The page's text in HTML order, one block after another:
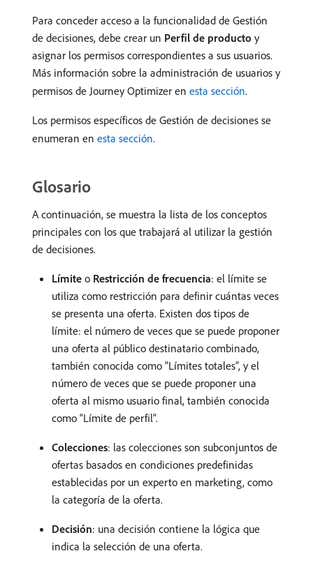
Para conceder acceso a la funcionalidad de Gestión
de decisiones, debe crear un Perfil de producto y
asignar los permisos correspondientes a sus usuarios.
Más información sobre la administración de usuarios y
permisos de Journey Optimizer en esta sección.
Los permisos específicos de Gestión de decisiones se
enumeran en esta sección.
Glosario
A continuación, se muestra la lista de los conceptos
principales con los que trabajará al utilizar la gestión
de decisiones.
Límite o Restricción de frecuencia: el límite se
utiliza como restricción para definir cuántas veces
se presenta una oferta. Existen dos tipos de
límite: el número de veces que se puede proponer
una oferta al público destinatario combinado,
también conocida como “Límites totales”, y el
número de veces que se puede proponer una
oferta al mismo usuario final, también conocida
como “Límite de perfil”.
Colecciones: las colecciones son subconjuntos de
ofertas basados en condiciones predefinidas
establecidas por un experto en marketing, como
la categoría de la oferta.
Decisión: una decisión contiene la lógica que
indica la selección de una oferta.